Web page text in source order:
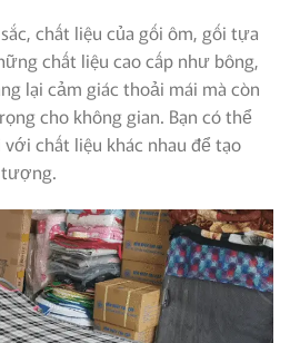
chất liệu của gối ôm, gối tựa
chất liệu cao cấp như bông,
lại cảm giác thoải mái mà còn
cho không gian. Bạn có thể
chất liệu khác nhau để tạo
tượng.